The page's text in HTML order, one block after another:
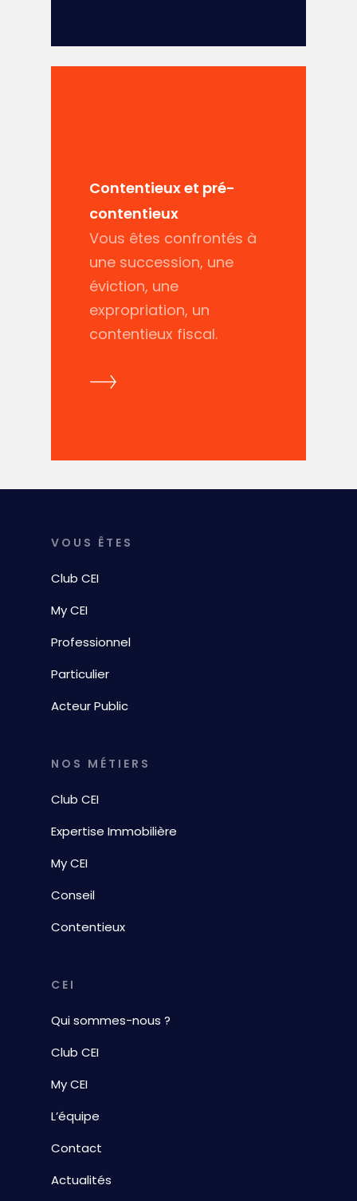
Contentieux et pré-
contentieux
Vous êtes confrontés à
une succession, une
éviction, une
expropriation, un
contentieux fiscal.
VOUS ÊTES
Club CEI
My CEI
Professionnel
Particulier
Acteur Public
NOS MÉTIERS
Club CEI
Expertise Immobilière
My CEI
Conseil
Contentieux
CEI
Qui sommes-nous ?
Club CEI
My CEI
L’équipe
Contact
Actualités